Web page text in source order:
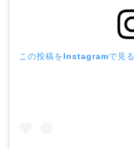
この投稿をInstagramで見る